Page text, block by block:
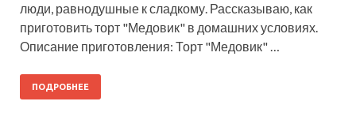
люди, равнодушные к сладкому. Рассказываю, как
приготовить торт "Медовик" в домашних условиях.
Описание приготовления: Торт "Медовик" …
ПОДРОБНЕЕ